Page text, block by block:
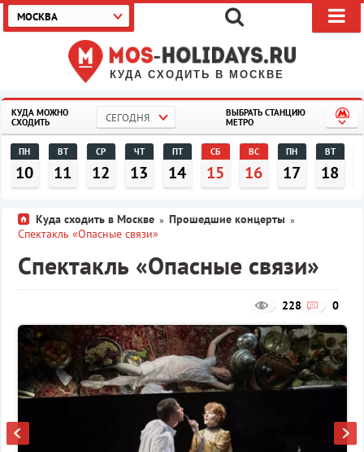
КУДА СХОДИТЬ В МОСКВЕ
МОСКВА
КУДА МОЖНО
СХОДИТЬ
СЕГОДНЯ
ВЫБРАТЬ СТАНЦИЮ
МЕТРО
ПН
10
ВТ
11
СР
12
ЧТ
13
ПТ
14
СБ
15
ВС
16
ПН
17
ВТ
18
Куда сходить в Москве » Прошедшие концерты »
Спектакль «Опасные связи»
Спектакль «Опасные связи»
0
228